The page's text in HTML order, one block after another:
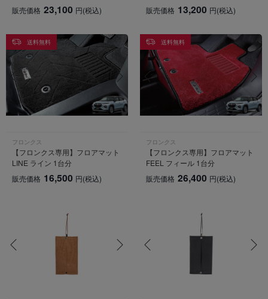
販売価格 23,100 円(税込)
販売価格 13,200 円(税込)
送料無料
フロンクス
【フロンクス専用】フロアマット
LINE ライン 1台分
販売価格 16,500 円(税込)
送料無料
フロンクス
【フロンクス専用】フロアマット
FEEL フィール 1台分
販売価格 26,400 円(税込)